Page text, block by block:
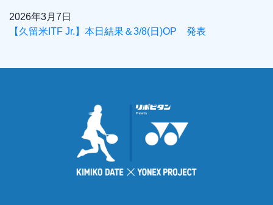
2026年3月7日
【久留米ITF Jr.】本日結果＆3/8(日)OP 発表